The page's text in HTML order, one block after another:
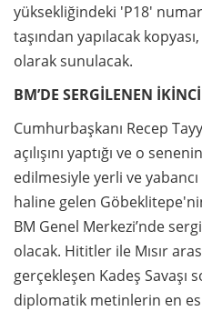
yüksekliğindeki 'P18'
taşından yapılacak
olarak sunulacak.
BM’DE SERGİLENEN
Cumhurbaşkanı Recep
açılışını yaptığı ve o
edilmesiyle yerli ve
haline gelen
BM Genel Merkezi’nde
olacak. Hititler ile Mısır
gerçekleşen Kadeş Savaşı
diplomatik metinlerin en